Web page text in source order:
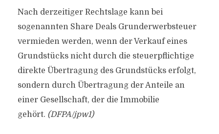
Nach derzeitiger Rechtslage kann bei
sogenannten Share Deals Grunderwerbsteuer
vermieden werden, wenn der Verkauf eines
Grundstücks nicht durch die steuerpflichtige
direkte Übertragung des Grundstücks erfolgt,
sondern durch Übertragung der Anteile an
einer Gesellschaft, der die Immobilie
gehört. (DFPA/jpw1)